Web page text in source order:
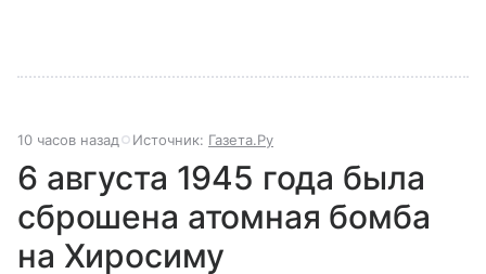
10 часов назад Источник: Газета.Ру
6 августа 1945 года была
сброшена атомная бомба
на Хиросиму